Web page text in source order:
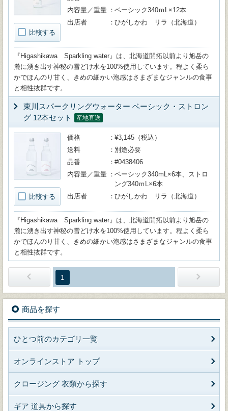
比較する
内容量／重量
ベーシック340ｍL×12本
出店者
ひがしかわ リラ（北海道）
『Higashikawa Sparkling water』は、北海道開拓以前より旭岳の
麓に湧き出す神秘の雪どけ水を100%使用しています。程よく柔ら
かでほんのり甘く、きめの細かい泡感はさまざまなジャンルの食事
と相性抜群です。
東川スパークリングウォーター ベーシック・ストロン
グ 12本セット
産地直送
比較する
価格
¥3,145（税込）
送料
別途必要
品番
#0438406
内容量／重量
ベーシック340mL×6本、ストロ
ング340ｍL×6本
出店者
ひがしかわ リラ（北海道）
『Higashikawa Sparkling water』は、北海道開拓以前より旭岳の
麓に湧き出す神秘の雪どけ水を100%使用しています。程よく柔ら
かでほんのり甘く、きめの細かい泡感はさまざまなジャンルの食事
と相性抜群です。
1
商品を探す
ひとつ前のカテゴリ一覧
オンラインストア トップ
クロージング 衣類から探す
ギア 道具から探す